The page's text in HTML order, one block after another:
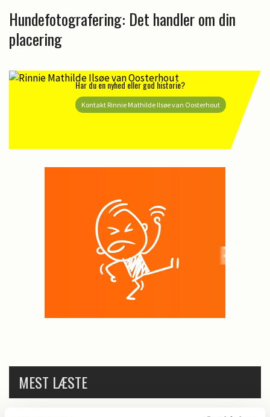
Hundefotografering: Det handler om din
placering
Har du en nyhed eller god historie?
Kontakt Rinnie Mathilde Ilsøe van Oosterhout
MEST LÆSTE